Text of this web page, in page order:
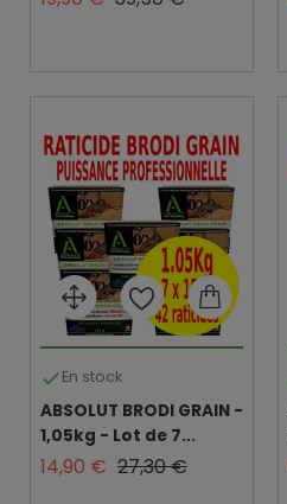
En stock
ABSOLUT BRODI GRAIN -
1,05kg - Lot de 7...
14,90 € Prix de base
27,30 €Prix